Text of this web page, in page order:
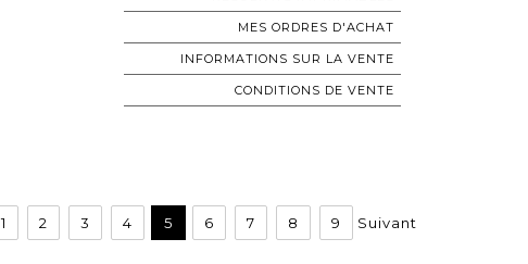
MES ORDRES D'ACHAT
INFORMATIONS SUR LA VENTE
CONDITIONS DE VENTE
1 2 3 4 5 6 7 8 9 Suivant